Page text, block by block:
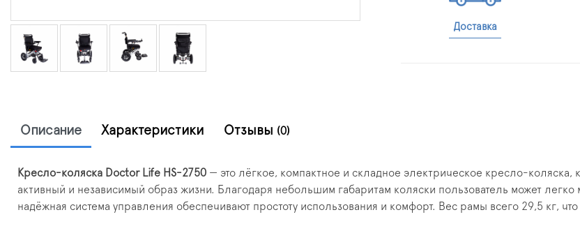
Доставка
Описание Характеристики Отзывы (0)
Кресло-коляска Doctor Life HS-2750 — это лёгкое, компактное и складное электрическое кресло-
активный и независимый образ жизни. Благодаря небольшим габаритам коляски пользователь может
надёжная система управления обеспечивают простоту использования и комфорт. Вес рамы всего 29,5 кг,